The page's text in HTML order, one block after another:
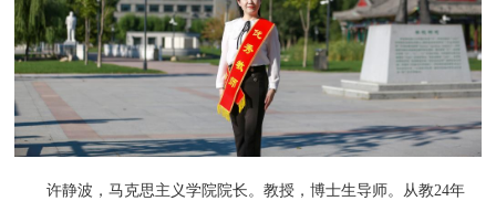
许静波，马克思主义学院院长。教授，博士生导师。从教24年